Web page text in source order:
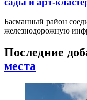
Басманный район
железнодорожную
Последние
места